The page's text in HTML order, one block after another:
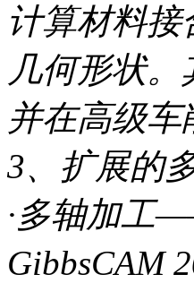
计算材料
几何形状
并在高级
3、扩展的
·多轴加工
GibbsCAM